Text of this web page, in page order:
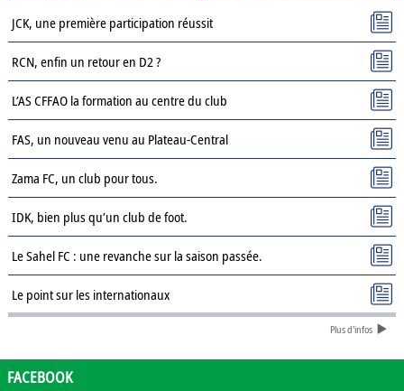
JCK, une première participation réussit
RCN, enfin un retour en D2 ?
L’AS CFFAO la formation au centre du club
FAS, un nouveau venu au Plateau-Central
Zama FC, un club pour tous.
IDK, bien plus qu’un club de foot.
Le Sahel FC : une revanche sur la saison passée.
Le point sur les internationaux
Présentation des clubs de D3 : ASPC Tenkodogo
Plus d'infos
FACEBOOK